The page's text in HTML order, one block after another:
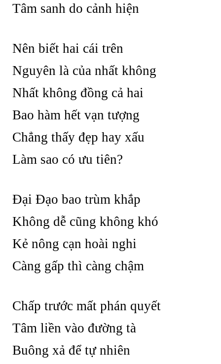
Tâm sanh do cảnh hiện
Nên biết hai cái trên
Nguyên là của nhất không
Nhất không đồng cả hai
Bao hàm hết vạn tượng
Chẳng thấy đẹp hay xấu
Làm sao có ưu tiên?
Đại Đạo bao trùm khắp
Không dễ cũng không khó
Kẻ nông cạn hoài nghi
Càng gấp thì càng chậm
Chấp trước mất phán quyết
Tâm liền vào đường tà
Buông xả để tự nhiên